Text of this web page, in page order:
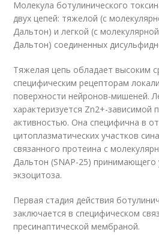
Молекула ботулинического
двух цепей: тяжелой (с
Дальтон) и легкой (с
Дальтон) соединенных
Тяжелая цепь обладает высоким
специфическим рецепторам
поверхности нейронов-мишеней.
характеризуется Zn2+-зависимой
активностью. Она специфична в
цитоплазматических участков
связанного протеина с
Дальтон (SNAP-25) принимающего
экзоцитоза.
Первая стадия действия
заключается в специфическом
пресинаптической мембраной.